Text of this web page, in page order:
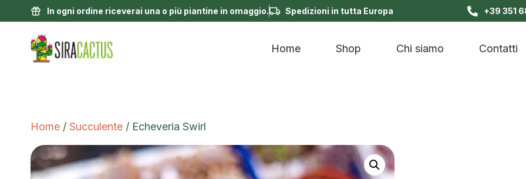
In ogni ordine riceverai una o più piantine in omaggio. Spedizioni in tutta Europa +39 351
Home Shop Chi siamo Contatti
Home / Succulente / Echeveria Swirl